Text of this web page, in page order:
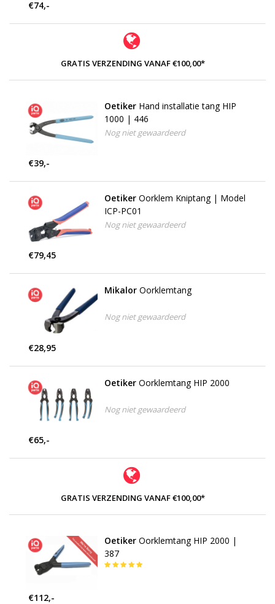
€74,-
GRATIS VERZENDING VANAF €100,00*
Oetiker Hand installatie tang HIP
1000 | 446
Nog niet gewaardeerd
€39,-
Oetiker Oorklem Kniptang | Model
ICP-PC01
Nog niet gewaardeerd
€79,45
Mikalor Oorklemtang
Nog niet gewaardeerd
€28,95
Oetiker Oorklemtang HIP 2000
Nog niet gewaardeerd
€65,-
GRATIS VERZENDING VANAF €100,00*
Oetiker Oorklemtang HIP 2000 |
387
€112,-